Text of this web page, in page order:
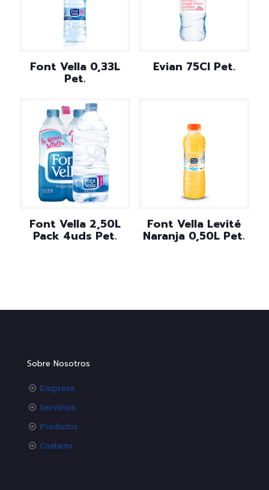
Font Vella 0,33L
Pet.
Evian 75Cl Pet.
Font Vella 2,50L
Pack 4uds Pet.
Font Vella Levité
Naranja 0,50L Pet.
Sobre Nosotros
Empresa
Servicios
Productos
Contacto